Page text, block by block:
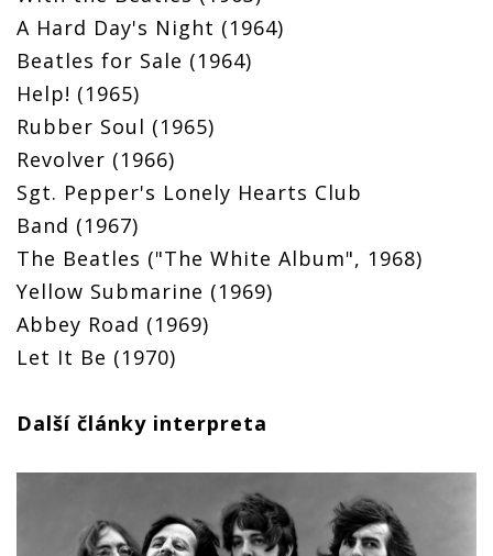
A Hard Day's Night (1964)
Beatles for Sale (1964)
Help! (1965)
Rubber Soul (1965)
Revolver (1966)
Sgt. Pepper's Lonely Hearts Club
Band (1967)
The Beatles ("The White Album", 1968)
Yellow Submarine (1969)
Abbey Road (1969)
Let It Be (1970)
Další články interpreta